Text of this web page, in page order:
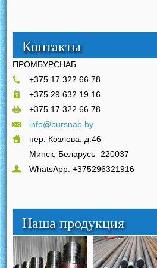
Контакты
ПРОМБУРСНАБ
+375 17 322 66 78
+375 29 632 19 16
+375 17 322 66 78
info@bursnab.by
пер. Козлова, д.46
Минск, Беларусь
220037
WhatsApp: +375296321916
Наша продукция